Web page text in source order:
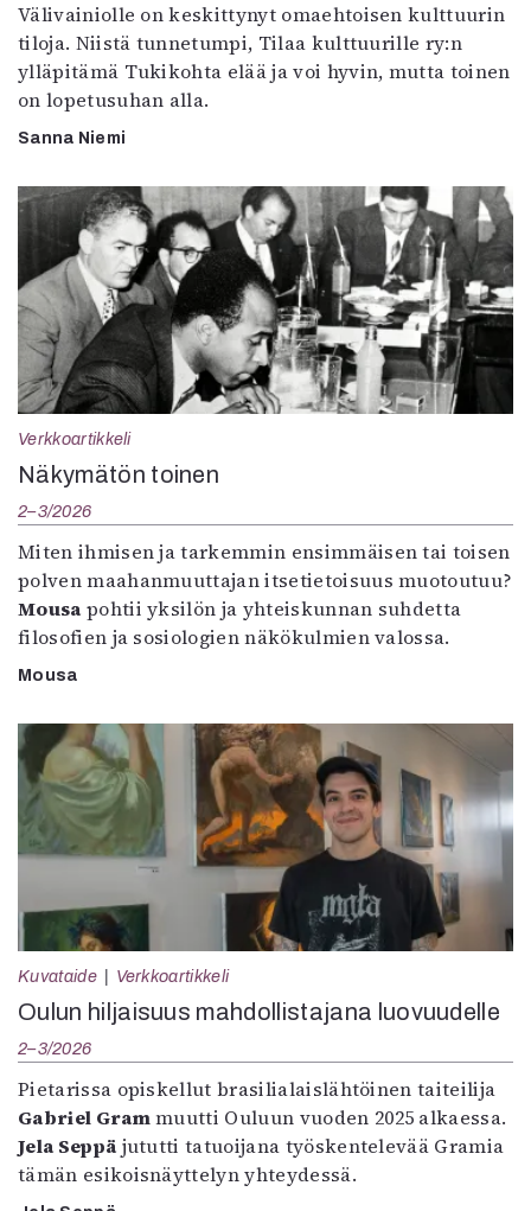
Välivainiolle on keskittynyt omaehtoisen kulttuurin
tiloja. Niistä tunnetumpi, Tilaa kulttuurille ry:n
ylläpitämä Tukikohta elää ja voi hyvin, mutta toinen
on lopetusuhan alla.
Sanna Niemi
Verkkoartikkeli
Näkymätön toinen
2–3/2026
Miten ihmisen ja tarkemmin ensimmäisen tai toisen
polven maahanmuuttajan itsetietoisuus muotoutuu?
Mousa pohtii yksilön ja yhteiskunnan suhdetta
filosofien ja sosiologien näkökulmien valossa.
Mousa
Kuvataide Verkkoartikkeli
Oulun hiljaisuus mahdollistajana luovuudelle
2–3/2026
Pietarissa opiskellut brasilialaislähtöinen taiteilija
Gabriel Grammuutti Ouluun vuoden 2025 alkaessa.
Jela Seppä jututti tatuoijana työskentelevää Gramia
tämän esikoisnäyttelyn yhteydessä.